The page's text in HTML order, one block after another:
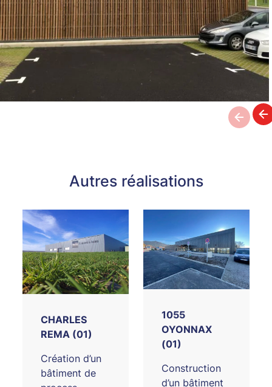
Autres réalisations
CHARLES
REMA (01)
Création d’un
bâtiment de
1055
OYONNAX
(01)
Construction
d’un bâtiment